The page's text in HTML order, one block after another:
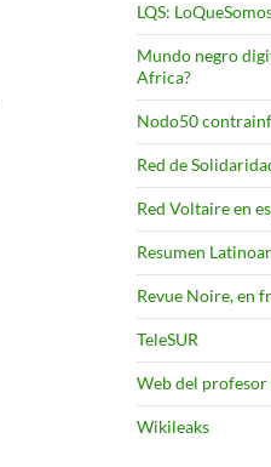
LQS:
Mundo negro
Africa?
Nodo50
Red de
Red Voltaire en
Resumen
Revue Noire, en
TeleSUR
Web del profesor
Wikileaks